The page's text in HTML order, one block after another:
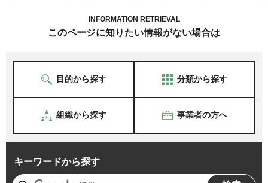
INFORMATION RETRIEVAL
このページに知りたい情報がない場合は
目的から探す 分類から探す
組織から探す 事業者の方へ
キーワードから探す